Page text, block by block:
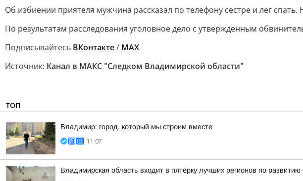
Об избиении приятеля мужчина рассказал по телефону сестре и лег
По результатам расследования уголовное дело с утвержденным
Подписывайтесь ВКонтакте/ MAX
Источник: Канал в МАКС "Следком Владимирской области"
ТОП
Владимир: город, который мы строим вместе
11:07
Владимирская область входит в пятёрку лучших регионов по развитию